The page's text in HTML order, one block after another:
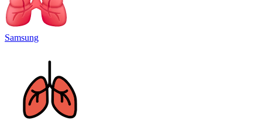
Samsung